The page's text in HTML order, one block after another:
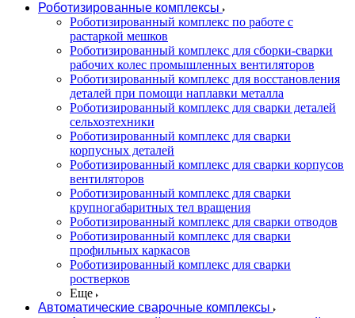
Роботизированные комплексы
Роботизированный комплекс по работе с
растаркой мешков
Роботизированный комплекс для сборки-сварки
рабочих колес промышленных вентиляторов
Роботизированный комплекс для восстановления
деталей при помощи наплавки металла
Роботизированный комплекс для сварки деталей
сельхозтехники
Роботизированный комплекс для сварки
корпусных деталей
Роботизированный комплекс для сварки корпусов
вентиляторов
Роботизированный комплекс для сварки
крупногабаритных тел вращения
Роботизированный комплекс для сварки отводов
Роботизированный комплекс для сварки
профильных каркасов
Роботизированный комплекс для сварки
ростверков
Еще
Автоматические сварочные комплексы